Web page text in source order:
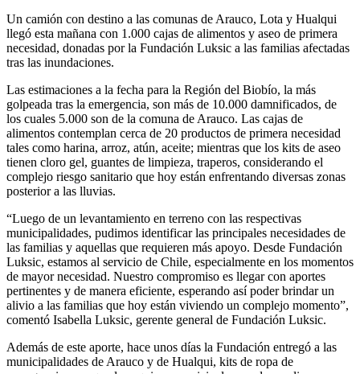
Un camión con destino a las comunas de Arauco, Lota y Hualqui
llegó esta mañana con 1.000 cajas de alimentos y aseo de primera
necesidad, donadas por la Fundación Luksic a las familias afectadas
tras las inundaciones.
Las estimaciones a la fecha para la Región del Biobío, la más
golpeada tras la emergencia, son más de 10.000 damnificados, de
los cuales 5.000 son de la comuna de Arauco. Las cajas de
alimentos contemplan cerca de 20 productos de primera necesidad
tales como harina, arroz, atún, aceite; mientras que los kits de aseo
tienen cloro gel, guantes de limpieza, traperos, considerando el
complejo riesgo sanitario que hoy están enfrentando diversas zonas
posterior a las lluvias.
“Luego de un levantamiento en terreno con las respectivas
municipalidades, pudimos identificar las principales necesidades de
las familias y aquellas que requieren más apoyo. Desde Fundación
Luksic, estamos al servicio de Chile, especialmente en los momentos
de mayor necesidad. Nuestro compromiso es llegar con aportes
pertinentes y de manera eficiente, esperando así poder brindar un
alivio a las familias que hoy están viviendo un complejo momento”,
comentó Isabella Luksic, gerente general de Fundación Luksic.
Además de este aporte, hace unos días la Fundación entregó a las
municipalidades de Arauco y de Hualqui, kits de ropa de